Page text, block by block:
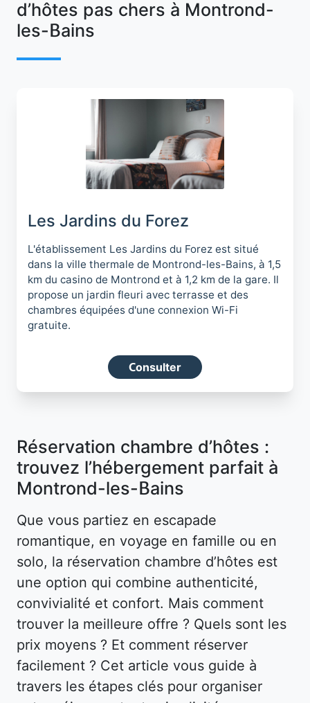
d’hôtes pas chers à Montrond-
les-Bains
Les Jardins du Forez
L'établissement Les Jardins du Forez est situé
dans la ville thermale de Montrond-les-Bains, à 1,5
km du casino de Montrond et à 1,2 km de la gare. Il
propose un jardin fleuri avec terrasse et des
chambres équipées d'une connexion Wi-Fi
gratuite.
Consulter
Réservation chambre d’hôtes :
trouvez l’hébergement parfait à
Montrond-les-Bains
Que vous partiez en escapade
romantique, en voyage en famille ou en
solo, la réservation chambre d’hôtes est
une option qui combine authenticité,
convivialité et confort. Mais comment
trouver la meilleure offre ? Quels sont les
prix moyens ? Et comment réserver
facilement ? Cet article vous guide à
travers les étapes clés pour organiser